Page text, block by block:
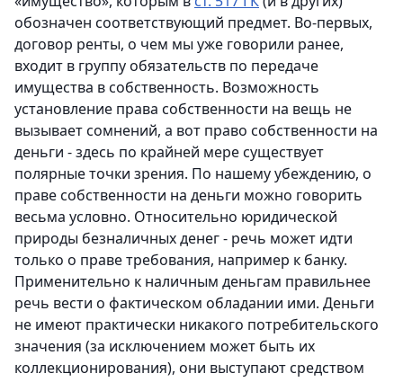
обозначен соответствующий предмет. Во-первых,
договор ренты, о чем мы уже говорили ранее,
входит в группу обязательств по передаче
имущества в собственность. Возможность
установление права собственности на вещь не
вызывает сомнений, а вот право собственности на
деньги - здесь по крайней мере существует
полярные точки зрения. По нашему убеждению, о
праве собственности на деньги можно говорить
весьма условно. Относительно юридической
природы безналичных денег - речь может идти
только о праве требования, например к банку.
Применительно к наличным деньгам правильнее
речь вести о фактическом обладании ими. Деньги
не имеют практически никакого потребительского
значения (за исключением может быть их
коллекционирования), они выступают средством